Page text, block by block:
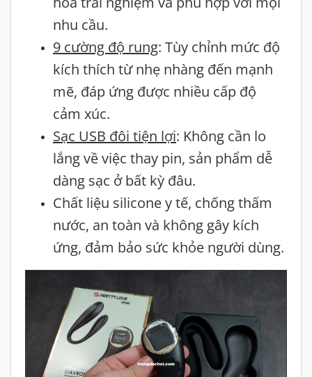
nhu cầu.
9 cường độ rung: Tùy chỉnh mức độ
kích thích từ nhẹ nhàng đến mạnh
mẽ, đáp ứng được nhiều cấp độ
cảm xúc.
Sạc USB đôi tiện lợi: Không cần lo
lắng về việc thay pin, sản phẩm dễ
dàng sạc ở bất kỳ đâu.
Chất liệu silicone y tế, chống thấm
nước, an toàn và không gây kích
ứng, đảm bảo sức khỏe người dùng.